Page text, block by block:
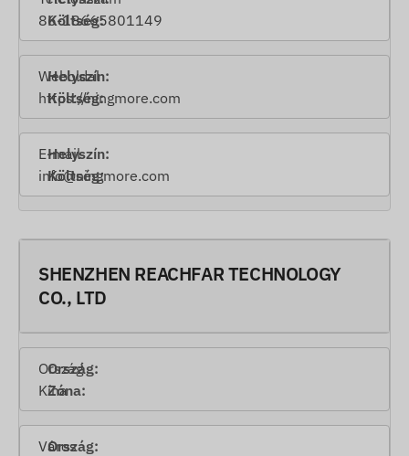
86-18665801149
Weboldal
https://ningmore.com
E-mail
info@ningmore.com
SHENZHEN REACHFAR TECHNOLOGY
CO., LTD
Ország
Kína
Város